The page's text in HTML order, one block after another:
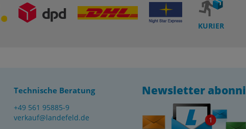
KURIER
Technische Beratung
+49 561 95885-9
verkauf@landefeld.de
Newsletter